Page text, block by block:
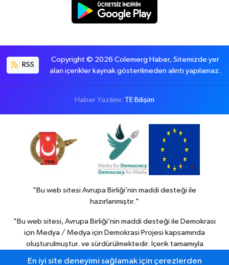
RSS
Copyright © 2026 Colemerg Haber, Sitemizde yer
alan içerikler kaynak gösterilmeden alıntı yapılamaz.
Haber Yazılımı: TE Bilişim
"Bu web sitesi Avrupa Birliği’nin maddi desteği ile
hazırlanmıştır."
"Bu web sitesi, Avrupa Birliği’nin maddi desteği ile Demokrasi
için Medya / Medya için Demokrasi Projesi kapsamında
oluşturulmuştur. ve sürdürülmektedir. İçerik tamamıyla
En iyi site deneyimi sağlamak için çerezlerden